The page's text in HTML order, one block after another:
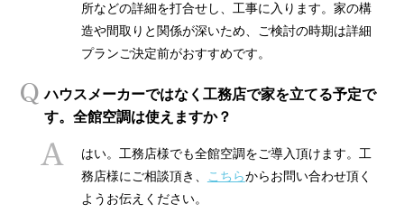
所などの詳細を打合せし、工事に入ります。家の構
造や間取りと関係が深いため、ご検討の時期は詳細
プランご決定前がおすすめです。
ハウスメーカーではなく工務店で家を立てる予定で
す。全館空調は使えますか？
はい。工務店様でも全館空調をご導入頂けます。工
務店様にご相談頂き、
こちらからお問い合わせ頂く
ようお伝えください。